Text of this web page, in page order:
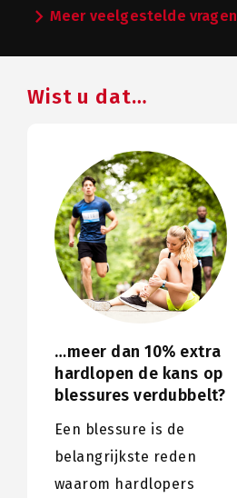
chevron_rightMeer veelgestelde vragen
Wist u dat…
…meer dan 10% extra
hardlopen de kans op
blessures verdubbelt?
Een blessure is de
belangrijkste reden
waarom hardlopers